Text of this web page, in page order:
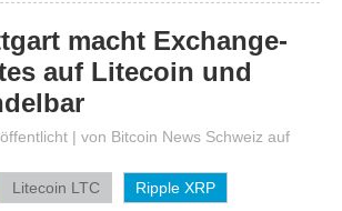
macht Exchange-
auf Litecoin und
| von Bitcoin News Schweiz auf
Litecoin LTC Ripple XRP